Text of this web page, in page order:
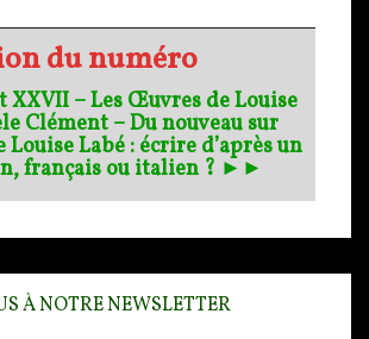
du numéro
XXVII – Les Œuvres de Louise
Clément – Du nouveau sur
Louise Labé : écrire d’après un
français ou italien ? ►►
À NOTRE NEWSLETTER